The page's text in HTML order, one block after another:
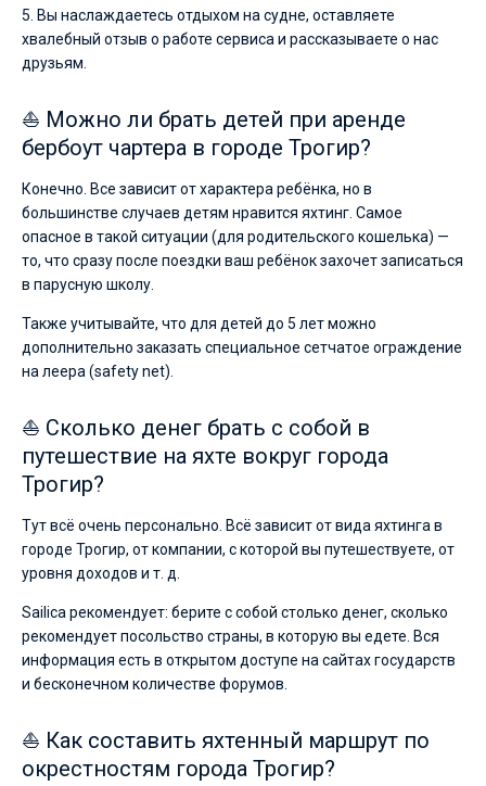
5. Вы наслаждаетесь отдыхом на судне, оставляете
хвалебный отзыв о работе сервиса и рассказываете о нас
друзьям.
⛵ Можно ли брать детей при аренде
бербоут чартера в городе Трогир?
Конечно. Все зависит от характера ребёнка, но в
большинстве случаев детям нравится яхтинг. Самое
опасное в такой ситуации (для родительского кошелька) —
то, что сразу после поездки ваш ребёнок захочет записаться
в парусную школу.
Также учитывайте, что для детей до 5 лет можно
дополнительно заказать специальное сетчатое ограждение
на леера (safety net).
⛵ Сколько денег брать с собой в
путешествие на яхте вокруг города
Трогир?
Тут всё очень персонально. Всё зависит от вида яхтинга в
городе Трогир, от компании, с которой вы путешествуете, от
уровня доходов и т. д.
Sailica рекомендует: берите с собой столько денег, сколько
рекомендует посольство страны, в которую вы едете. Вся
информация есть в открытом доступе на сайтах государств
и бесконечном количестве форумов.
⛵ Как составить яхтенный маршрут по
окрестностям города Трогир?